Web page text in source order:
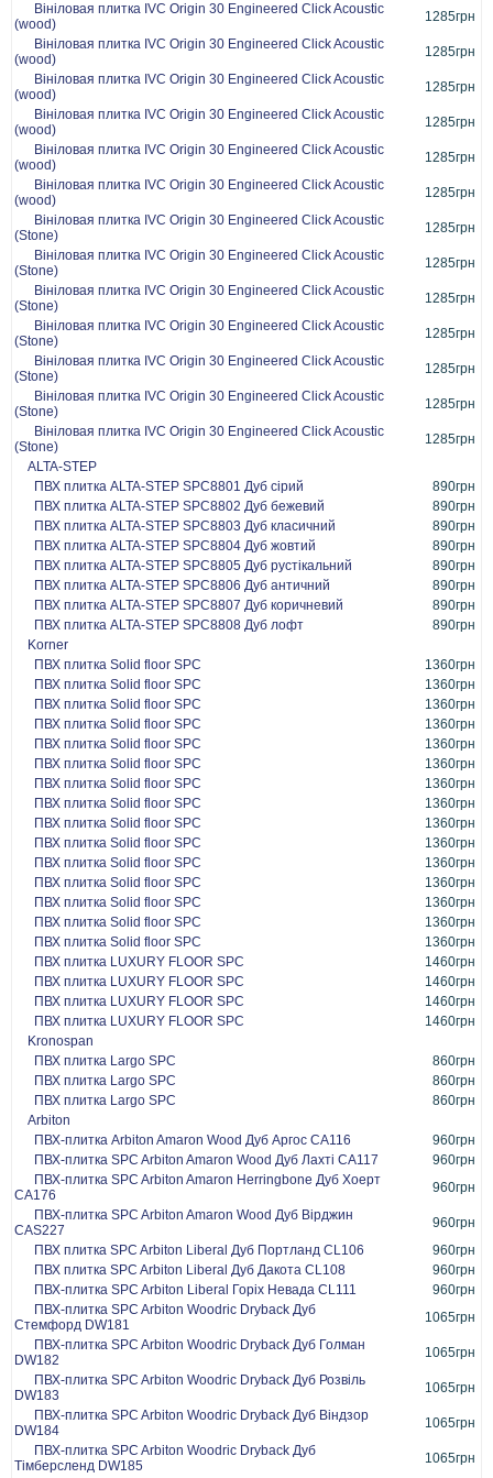
Вініловая плитка IVC Origin 30 Engineered Click Acoustic
(wood)
1285грн
Вініловая плитка IVC Origin 30 Engineered Click Acoustic
(wood)
1285грн
Вініловая плитка IVC Origin 30 Engineered Click Acoustic
(wood)
1285грн
Вініловая плитка IVC Origin 30 Engineered Click Acoustic
(wood)
1285грн
Вініловая плитка IVC Origin 30 Engineered Click Acoustic
(wood)
1285грн
Вініловая плитка IVC Origin 30 Engineered Click Acoustic
(wood)
1285грн
Вініловая плитка IVC Origin 30 Engineered Click Acoustic
(Stone)
1285грн
Вініловая плитка IVC Origin 30 Engineered Click Acoustic
(Stone)
1285грн
Вініловая плитка IVC Origin 30 Engineered Click Acoustic
(Stone)
1285грн
Вініловая плитка IVC Origin 30 Engineered Click Acoustic
(Stone)
1285грн
Вініловая плитка IVC Origin 30 Engineered Click Acoustic
(Stone)
1285грн
Вініловая плитка IVC Origin 30 Engineered Click Acoustic
(Stone)
1285грн
Вініловая плитка IVC Origin 30 Engineered Click Acoustic
(Stone)
1285грн
ALTA-STEP
ПВХ плитка ALTA-STEP SPC8801 Дуб сірий
890грн
ПВХ плитка ALTA-STEP SPC8802 Дуб бежевий
890грн
ПВХ плитка ALTA-STEP SPC8803 Дуб класичний
890грн
ПВХ плитка ALTA-STEP SPC8804 Дуб жовтий
890грн
ПВХ плитка ALTA-STEP SPC8805 Дуб рустікальний
890грн
ПВХ плитка ALTA-STEP SPC8806 Дуб античний
890грн
ПВХ плитка ALTA-STEP SPC8807 Дуб коричневий
890грн
ПВХ плитка ALTA-STEP SPC8808 Дуб лофт
890грн
Korner
ПВХ плитка Solid floor SPC
1360грн
ПВХ плитка Solid floor SPC
1360грн
ПВХ плитка Solid floor SPC
1360грн
ПВХ плитка Solid floor SPC
1360грн
ПВХ плитка Solid floor SPC
1360грн
ПВХ плитка Solid floor SPC
1360грн
ПВХ плитка Solid floor SPC
1360грн
ПВХ плитка Solid floor SPC
1360грн
ПВХ плитка Solid floor SPC
1360грн
ПВХ плитка Solid floor SPC
1360грн
ПВХ плитка Solid floor SPC
1360грн
ПВХ плитка Solid floor SPC
1360грн
ПВХ плитка Solid floor SPC
1360грн
ПВХ плитка Solid floor SPC
1360грн
ПВХ плитка Solid floor SPC
1360грн
ПВХ плитка LUXURY FLOOR SPC
1460грн
ПВХ плитка LUXURY FLOOR SPC
1460грн
ПВХ плитка LUXURY FLOOR SPC
1460грн
ПВХ плитка LUXURY FLOOR SPC
1460грн
Kronospan
ПВХ плитка Largo SPC
860грн
ПВХ плитка Largo SPC
860грн
ПВХ плитка Largo SPC
860грн
Arbiton
ПВХ-плитка Arbiton Amaron Wood Дуб Аргос CA116
960грн
ПВХ-плитка SPC Arbiton Amaron Wood Дуб Лахті CA117
960грн
ПВХ-плитка SPC Arbiton Amaron Herringbone Дуб Хоерт
CA176
960грн
ПВХ-плитка SPC Arbiton Amaron Wood Дуб Вірджин
CAS227
960грн
ПВХ плитка SPC Arbiton Liberal Дуб Портланд CL106
960грн
ПВХ плитка SPC Arbiton Liberal Дуб Дакота CL108
960грн
ПВХ-плитка SPC Arbiton Liberal Горіх Невада CL111
960грн
ПВХ-плитка SPC Arbiton Woodric Dryback Дуб
Стемфорд DW181
1065грн
ПВХ-плитка SPC Arbiton Woodric Dryback Дуб Голман
DW182
1065грн
ПВХ-плитка SPC Arbiton Woodric Dryback Дуб Розвіль
DW183
1065грн
ПВХ-плитка SPC Arbiton Woodric Dryback Дуб Віндзор
DW184
1065грн
ПВХ-плитка SPC Arbiton Woodric Dryback Дуб
Тімберсленд DW185
1065грн